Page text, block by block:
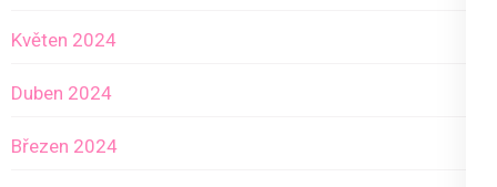
Květen 2024
Duben 2024
Březen 2024